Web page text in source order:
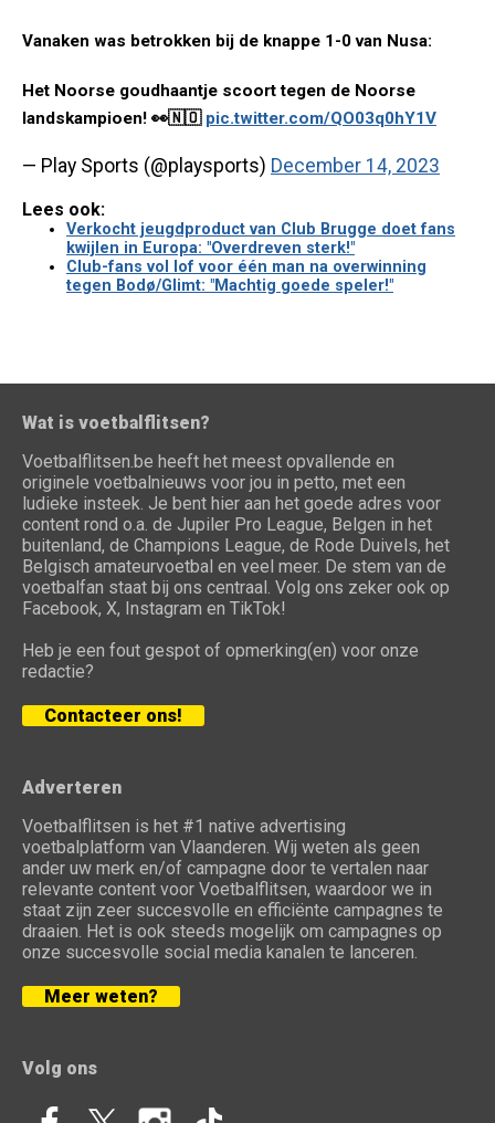
Vanaken was betrokken bij de knappe 1-0 van Nusa:
Het Noorse goudhaantje scoort tegen de Noorse
landskampioen! 👀🇳🇴 pic.twitter.com/QO03q0hY1V
— Play Sports (@playsports) December 14, 2023
Lees ook:
Verkocht jeugdproduct van Club Brugge doet fans
kwijlen in Europa: "Overdreven sterk!"
Club-fans vol lof voor één man na overwinning
tegen Bodø/Glimt: "Machtig goede speler!"
Wat is voetbalflitsen?
Voetbalflitsen.be heeft het meest opvallende en
originele voetbalnieuws voor jou in petto, met een
ludieke insteek. Je bent hier aan het goede adres voor
content rond o.a. de Jupiler Pro League, Belgen in het
buitenland, de Champions League, de Rode Duivels, het
Belgisch amateurvoetbal en veel meer. De stem van de
voetbalfan staat bij ons centraal. Volg ons zeker ook op
Facebook, X, Instagram en TikTok!
Heb je een fout gespot of opmerking(en) voor onze
redactie?
Contacteer ons!
Adverteren
Voetbalflitsen is het #1 native advertising
voetbalplatform van Vlaanderen. Wij weten als geen
ander uw merk en/of campagne door te vertalen naar
relevante content voor Voetbalflitsen, waardoor we in
staat zijn zeer succesvolle en efficiënte campagnes te
draaien. Het is ook steeds mogelijk om campagnes op
onze succesvolle social media kanalen te lanceren.
Meer weten?
Volg ons